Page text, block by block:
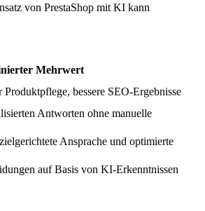
von PrestaShop mit KI kann
Mehrwert
bessere SEO-Ergebnisse
Antworten ohne manuelle
Ansprache und optimierte
auf Basis von KI-Erkenntnissen